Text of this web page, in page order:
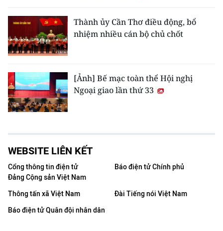
Thành ủy Cần Thơ điều động, bổ
nhiệm nhiều cán bộ chủ chốt
[Ảnh] Bế mạc toàn thể Hội nghị
Ngoại giao lần thứ 33
WEBSITE LIÊN KẾT
Cổng thông tin điện tử
Đảng Cộng sản Việt Nam
Báo điện tử Chính phủ
Thông tấn xã Việt Nam
Đài Tiếng nói Việt Nam
Báo điện tử Quân đội nhân dân